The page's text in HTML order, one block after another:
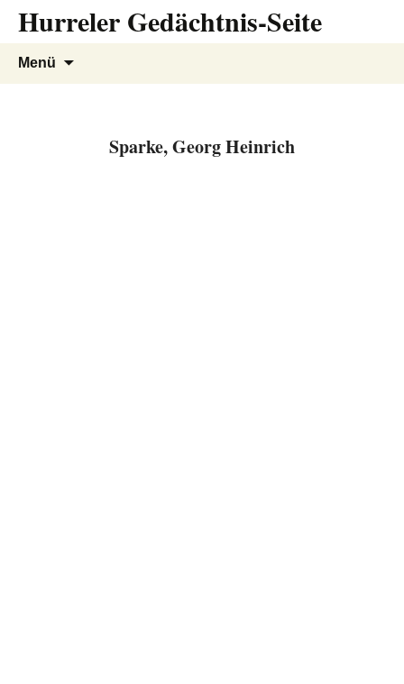
InhaltHurreler Gedächtnis-Seite
Menü
Sparke, Georg Heinrich